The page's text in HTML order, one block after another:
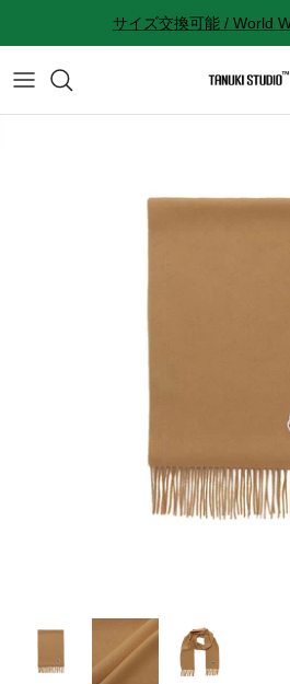
サイズ交換可能 / World
All accessories
サイズ感に関して